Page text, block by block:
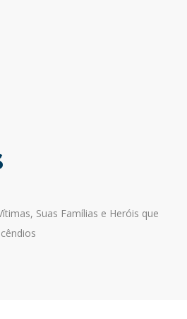
Suas Famílias e Heróis que